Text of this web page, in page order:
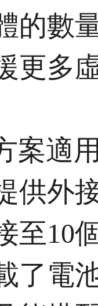
的數
更多
案適
供外
至10
了電